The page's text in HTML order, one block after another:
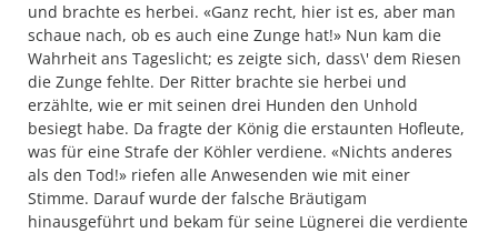
und brachte es herbei. «Ganz recht, hier ist es, aber man
schaue nach, ob es auch eine Zunge hat!» Nun kam die
Wahrheit ans Tageslicht; es zeigte sich, dass\' dem Riesen
die Zunge fehlte. Der Ritter brachte sie herbei und
erzählte, wie er mit seinen drei Hunden den Unhold
besiegt habe. Da fragte der König die erstaunten Hofleute,
was für eine Strafe der Köhler verdiene. «Nichts anderes
als den Tod!» riefen alle Anwesenden wie mit einer
Stimme. Darauf wurde der falsche Bräutigam
hinausgeführt und bekam für seine Lügnerei die verdiente